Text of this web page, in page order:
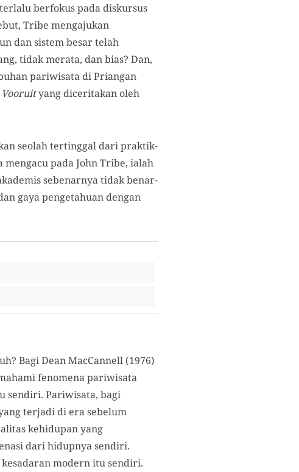
berfokus pada diskursus
Tribe mengajukan
dan sistem besar telah
tidak merata, dan bias? Dan,
pariwisata di Priangan
yang diceritakan oleh
seolah tertinggal dari praktik-
pada John Tribe, ialah
sebenarnya tidak benar-
gaya pengetahuan dengan
Bagi Dean MacCannell (1976)
fenomena pariwisata
sendiri. Pariwisata, bagi
terjadi di era sebelum
kehidupan yang
dari hidupnya sendiri.
modern itu sendiri.